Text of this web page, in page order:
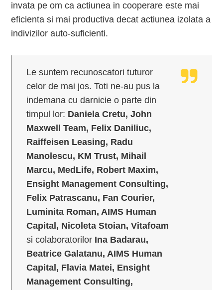
invata pe om ca actiunea in cooperare este mai
eficienta si mai productiva decat actiunea izolata a
indivizilor auto-suficienti.
Le suntem recunoscatori tuturor
celor de mai jos. Toti ne-au pus la
indemana cu darnicie o parte din
timpul lor: Daniela Cretu, John
Maxwell Team, Felix Daniliuc,
Raiffeisen Leasing, Radu
Manolescu, KM Trust, Mihail
Marcu, MedLife, Robert Maxim,
Ensight Management Consulting,
Felix Patrascanu, Fan Courier,
Luminita Roman, AIMS Human
Capital, Nicoleta Stoian, Vitafoam
si colaboratorilor Ina Badarau,
Beatrice Galatanu, AIMS Human
Capital, Flavia Matei, Ensight
Management Consulting,